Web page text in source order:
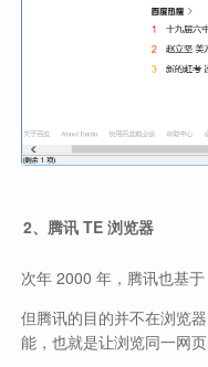
2、腾讯 TE 浏览器
次年 2000 年，腾讯也基于
但腾讯的目的并不在浏览
能，也就是让浏览同一网